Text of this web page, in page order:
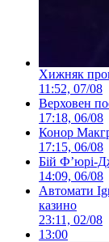
Хижняк
11:52, 07/08
Верховен
17:18, 06/08
Конор
17:15, 06/08
Бій Ф’юрі-
14:09, 06/08
Автомати
казино
23:11, 02/08
13:00